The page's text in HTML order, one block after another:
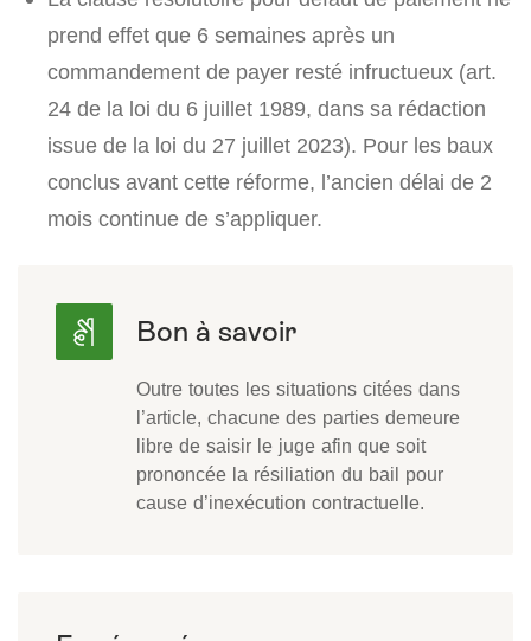
prend effet que 6 semaines après un
commandement de payer resté infructueux (art.
24 de la loi du 6 juillet 1989, dans sa rédaction
issue de la loi du 27 juillet 2023). Pour les baux
conclus avant cette réforme, l’ancien délai de 2
mois continue de s’appliquer.
Outre toutes les situations citées dans
l’article, chacune des parties demeure
libre de saisir le juge afin que soit
prononcée la résiliation du bail pour
cause d’inexécution contractuelle.